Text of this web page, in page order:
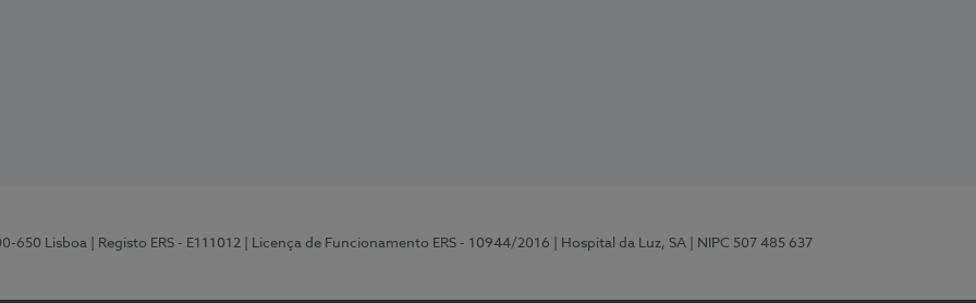
650 Lisboa | Registo ERS - E111012 | Licença de Funcionamento ERS - 10944/2016 | Hospital da Luz, SA | NIPC 507 485 637